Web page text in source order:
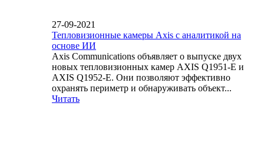
27-09-2021
Тепловизионные камеры Axis с аналитикой на
основе ИИ
Axis Communications объявляет о выпуске двух
новых тепловизионных камер AXIS Q1951-E и
AXIS Q1952-E. Они позволяют эффективно
охранять периметр и обнаруживать объект...
Читать